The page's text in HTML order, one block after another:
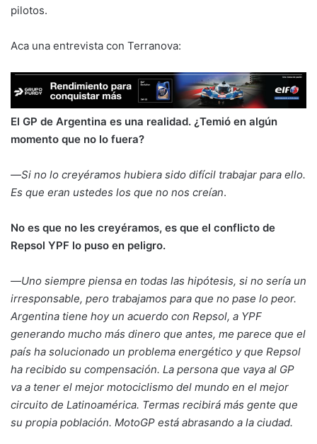
pilotos.
Aca una entrevista con Terranova:
El GP de Argentina es una realidad. ¿Temió en algún
momento que no lo fuera?
—Si no lo creyéramos hubiera sido difícil trabajar para ello.
Es que eran ustedes los que no nos creían.
No es que no les creyéramos, es que el conflicto de
Repsol YPF lo puso en peligro.
—Uno siempre piensa en todas las hipótesis, si no sería un
irresponsable, pero trabajamos para que no pase lo peor.
Argentina tiene hoy un acuerdo con Repsol, a YPF
generando mucho más dinero que antes, me parece que el
país ha solucionado un problema energético y que Repsol
ha recibido su compensación. La persona que vaya al GP
va a tener el mejor motociclismo del mundo en el mejor
circuito de Latinoamérica. Termas recibirá más gente que
su propia población. MotoGP está abrasando a la ciudad.